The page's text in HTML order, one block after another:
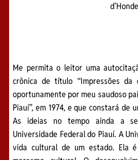
Me permita o leitor uma
crônica de título “Impressões da
oportunamente por meu saudoso
Piauí”, em 1974, e que constará
As ideias no tempo ainda a
Universidade Federal do Piauí. A
vida cultural de um estado. Ela